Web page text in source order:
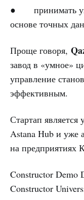
● принимать
основе точных
Проще говоря,
завод в «умное»
управление
эффективным.
Стартап является
Astana Hub и уже
на предприятиях
Constructor Demo
Constructor